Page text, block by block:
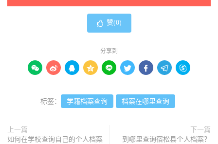
赞(0)
分享到
        
标签： 学籍档案查询 档案在哪里查询
上一篇
如何在学校查询自己的个人档案
下一篇
到哪里查询宿松县个人档案？